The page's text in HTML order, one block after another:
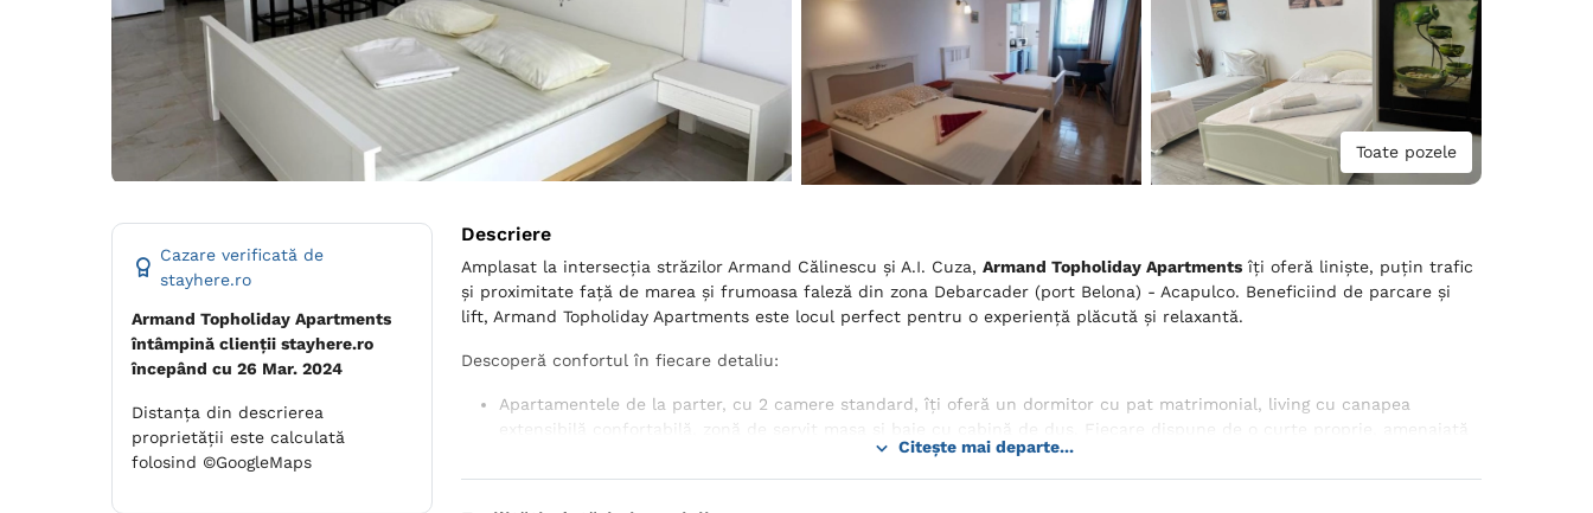
Toate pozele
Cazare verificată de
stayhere.ro
Armand Topholiday Apartments
întâmpină clienții stayhere.ro
începând cu 26 Mar. 2024
Distanța din descrierea
proprietății este calculată
folosind ©GoogleMaps
Descriere
Amplasat la intersecția străzilor Armand Călinescu și A.I. Cuza, Armand Topholiday Apartments îți oferă liniște, puțin trafic
și proximitate față de marea și frumoasa faleză din zona Debarcader (port Belona) - Acapulco. Beneficiind de parcare și
lift, Armand Topholiday Apartments este locul perfect pentru o experiență plăcută și relaxantă.
Descoperă confortul în fiecare detaliu:
Apartamentele de la parter, cu 2 camere standard, îți oferă un dormitor cu pat matrimonial, living cu canapea
extensibilă confortabilă, zonă de servit masa și baie cu cabină de duș. Fiecare dispune de o curte proprie, amenajată
Garsonierele, cu chicinetă utilată, pat matrimonial și pat suplimentar, baie privată și balcon cu mobilier adecvat, sunt
Citește mai departe...